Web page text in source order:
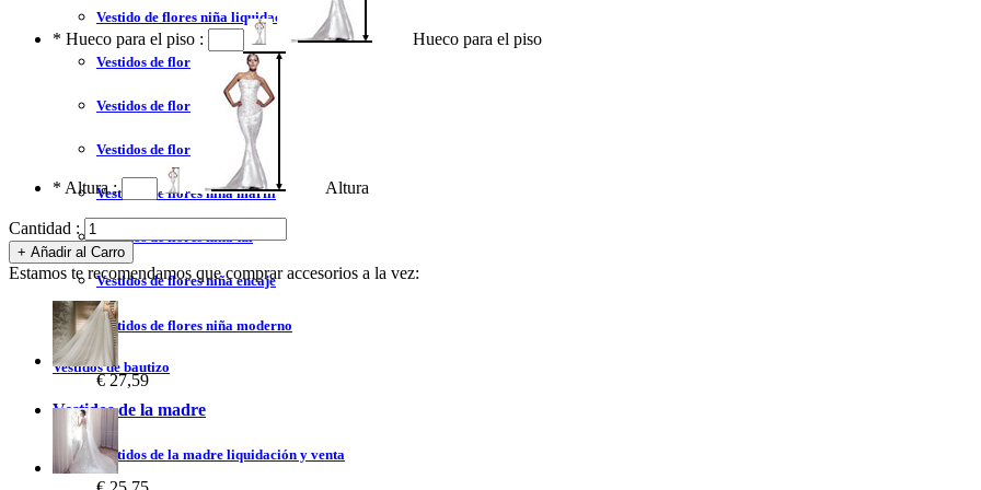
Vestido de flores niña liquidación y venta
Vestidos de flores niña 2023
Vestidos de flores niña blanco
Vestidos de flores niña azul
Vestidos de flores niña marfil
Vestidos de flores niña tul
Vestidos de flores niña encaje
Vestidos de flores niña moderno
Vestidos de bautizo
Vestidos de la madre
Vestidos de la madre liquidación y venta
* Hueco para el piso : Hueco para el piso
* Altura : Altura
Cantidad :
Estamos te recomendamos que comprar accesorios a la vez:
€ 27,59